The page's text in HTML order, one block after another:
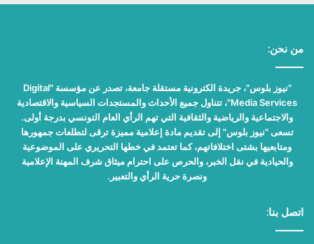
من نحن:
"نيوز بلوس"، جريدة الكترونية مستقلة جامعة، تصدر عن مؤسسة "Digital
Media Services"، تتناول جميع الأحداث والمستجدات السياسية والاقتصادية
والاجتماعية والرياضية والثقافية التي تهم الرأي العام التونسي بدرجة أولى.
تسعى "نيوز بلوس" إلى تقديم مادة إعلامية مميزة ترقى لتطلعات جمهورها
ومتابعيها بشتى اختلافاتهم، كما تعتمد في خطها التحريري على الموضوعية
والحيادية في نقل الخبر، والحرص على احترام ميثاق شرف المهنة الإعلامية
ونصرة حرية الرأي والتعبير.
اتصل بنا: